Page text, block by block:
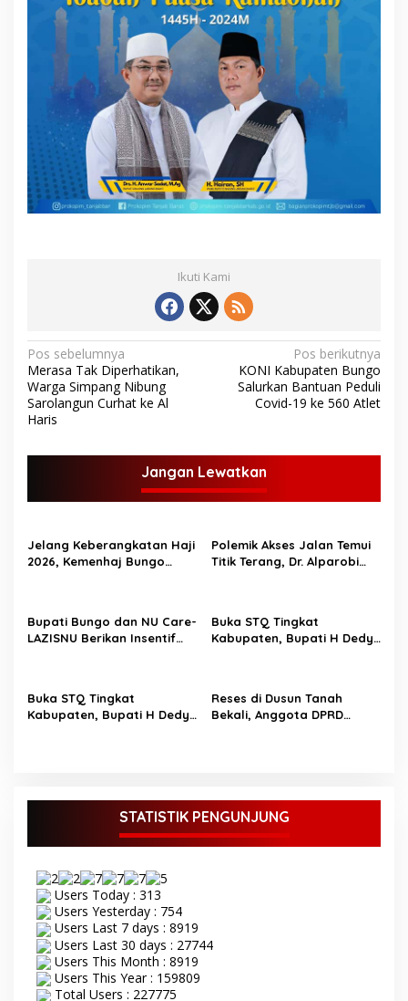
Ikuti Kami
N
a
v
i
g
s
i
p
s
Pos sebelumnya
Merasa Tak Diperhatikan,
Warga Simpang Nibung
Sarolangun Curhat ke Al
Haris
Pos berikutnya
KONI Kabupaten Bungo
Salurkan Bantuan Peduli
Covid-19 ke 560 Atlet
Jangan Lewatkan
Jelang Keberangkatan Haji
2026, Kemenhaj Bungo
Polemik Akses Jalan Temui
Titik Terang, Dr. Alparobi
Bupati Bungo dan NU Care-
LAZISNU Berikan Insentif
Buka STQ Tingkat
Kabupaten, Bupati H Dedy
Buka STQ Tingkat
Kabupaten, Bupati H Dedy
Wakil Bupati Bungo Ustadz
resmi Seleksi Tilawatil
Kabupaten Bungo Senin 8
September 2025. Acara
pembukaan STQ ke-53
yang di gelar di kecamatan
Tanah Sepenggal ini,
diawali dengan grand
opening STQ, dilanjutkan
dengan pelantikan dan
Reses di Dusun Tanah
Bekali, Anggota DPRD
STATISTIK PENGUNJUNG
Users Today : 313
Users Yesterday : 754
Users Last 7 days : 8919
Users Last 30 days : 27744
Users This Month : 8919
Users This Year : 159809
Total Users : 227775